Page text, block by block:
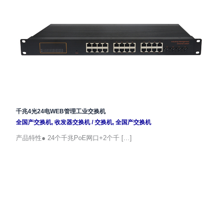
千兆4光24电WEB管理工业交换机
全国产交换机, 收发器交换机/交换机, 全国产交换机
产品特性● 24个千兆PoE网口+2个千 […]